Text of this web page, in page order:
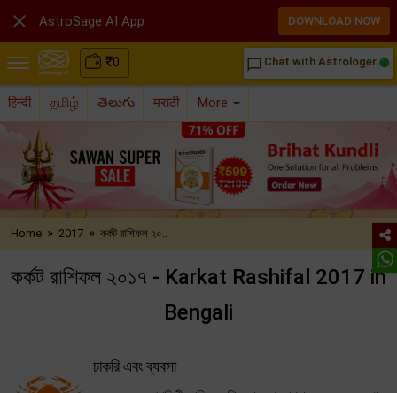
₹0 chat_bubble_outline Chat with Astrologer
हिन्दी தமிழ் తెలుగు मराठी More
Home » 2017 » কর্কট রাশিফল ২০..
কর্কট রাশিফল ২০১৭ - Karkat Rashifal 2017 in
Bengali
চাকরি এবং ব্যবসা
 AstroSage AI App DOWNLOAD NOW